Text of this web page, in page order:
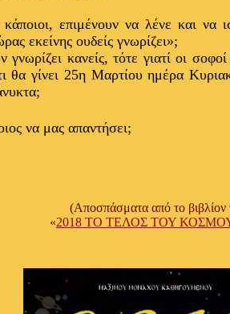
επιμένουν να λένε και να
εκείνης ουδείς γνωρίζει»;
γνωρίζει κανείς, τότε γιατί οι
θα γίνει 25η Μαρτίουημέρα
να μας απαντήσει;
(Αποσπάσματα από το
«2018 ΤΟ ΤΕΛΟΣ ΤΟΥ